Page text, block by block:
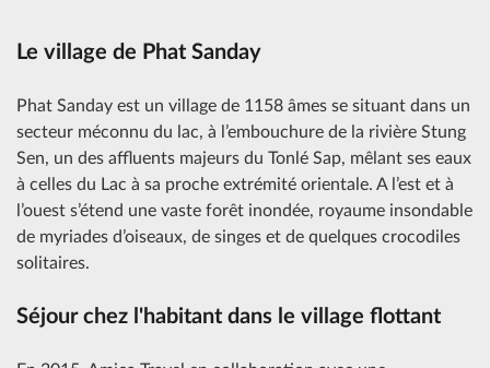
Le village de Phat Sanday
Phat Sanday est un village de 1158 âmes se situant dans un
secteur méconnu du lac, à l’embouchure de la rivière Stung
Sen, un des affluents majeurs du Tonlé Sap, mêlant ses eaux
à celles du Lac à sa proche extrémité orientale. A l’est et à
l’ouest s’étend une vaste forêt inondée, royaume insondable
de myriades d’oiseaux, de singes et de quelques crocodiles
solitaires.
Séjour chez l'habitant dans le village flottant